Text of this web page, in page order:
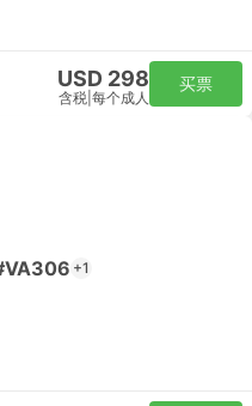
USD 298
含税 每个成人
买票
+1